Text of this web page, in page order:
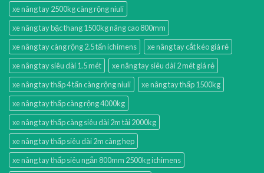
xe nâng tay 2500kg càng rộng niuli
xe nâng tay bậc thang 1500kg nâng cao 800mm
xe nâng tay càng rộng 2.5 tấn ichimens
xe nâng tay cắt kéo giá rẻ
xe nâng tay siêu dài 1.5 mét
xe nâng tay siêu dài 2 mét giá rẻ
xe nâng tay thấp 4 tấn càng rộng niuli
xe nâng tay thấp 1500kg
xe nâng tay thấp càng rộng 4000kg
xe nâng tay thấp càng siêu dài 2m tải 2000kg
xe nâng tay thấp siêu dài 2m càng hẹp
xe nâng tay thấp siêu ngắn 800mm 2500kg ichimens